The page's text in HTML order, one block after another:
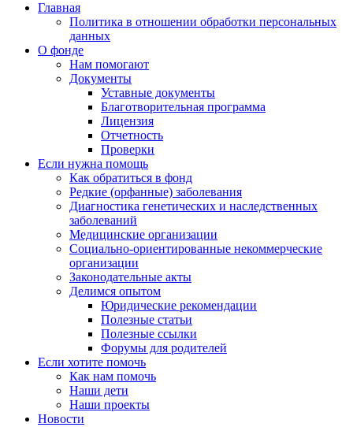
Главная
Политика в отношении обработки персональных
данных
О фонде
Нам помогают
Документы
Уставные документы
Благотворительная программа
Лицензия
Отчетность
Проверки
Если нужна помощь
Как обратиться в фонд
Редкие (орфанные) заболевания
Диагностика генетических и наследственных
заболеваний
Медицинские организации
Социально-ориентированные некоммерческие
организации
Законодательные акты
Делимся опытом
Юридические рекомендации
Полезные статьи
Полезные ссылки
Форумы для родителей
Если хотите помочь
Как нам помочь
Наши дети
Наши проекты
Новости